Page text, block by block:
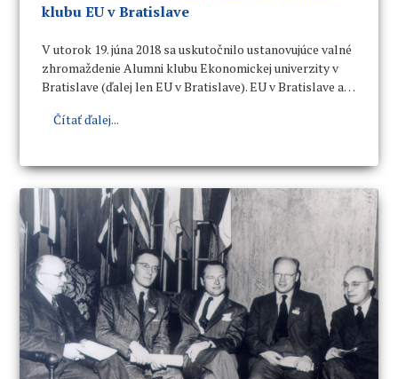
klubu EU v Bratislave
V utorok 19. júna 2018 sa uskutočnilo ustanovujúce valné
zhromaždenie Alumni klubu Ekonomickej univerzity v
Bratislave (ďalej len EU v Bratislave). EU v Bratislave a
hospodárskych vied, Vysoká škola ekonomická)
Čítať ďalej...